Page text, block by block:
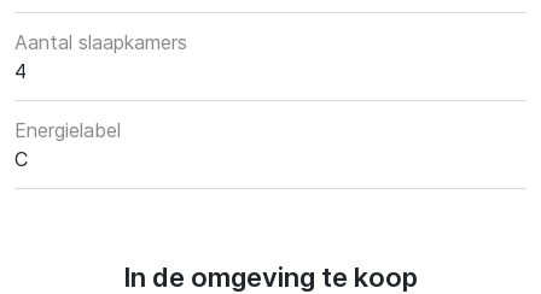
Aantal slaapkamers
4
Energielabel
C
In de omgeving te koop